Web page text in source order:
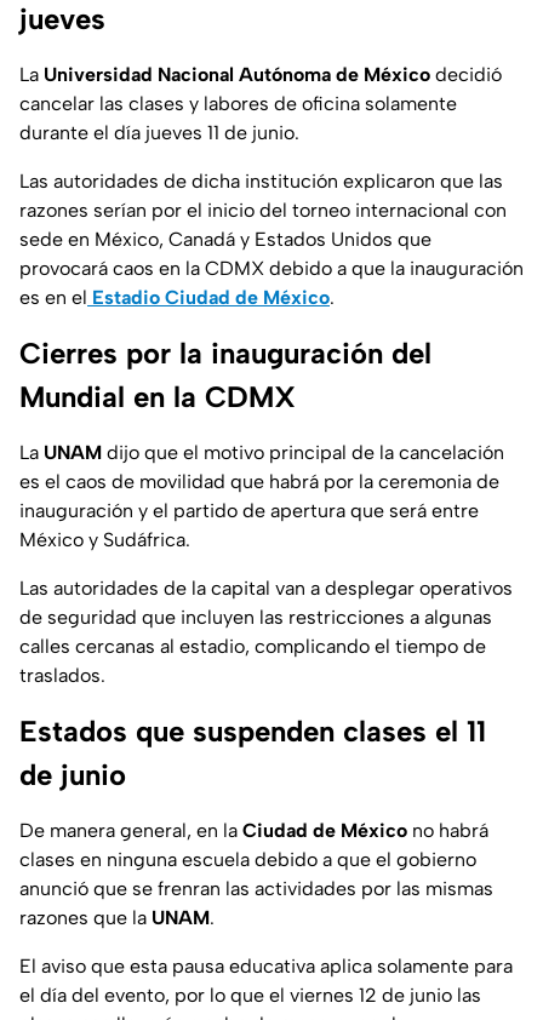
jueves
La Universidad Nacional Autónoma de México decidió
cancelar las clases y labores de oficina solamente
durante el día jueves 11 de junio.
Las autoridades de dicha institución explicaron que las
razones serían por el inicio del torneo internacional con
sede en México, Canadá y Estados Unidos que
provocará caos en la CDMX debido a que la inauguración
es en el Estadio Ciudad de México.
Cierres por la inauguración del
Mundial en la CDMX
La UNAM dijo que el motivo principal de la cancelación
es el caos de movilidad que habrá por la ceremonia de
inauguración y el partido de apertura que será entre
México y Sudáfrica.
Las autoridades de la capital van a desplegar operativos
de seguridad que incluyen las restricciones a algunas
calles cercanas al estadio, complicando el tiempo de
traslados.
Estados que suspenden clases el 11
de junio
De manera general, en la Ciudad de México no habrá
clases en ninguna escuela debido a que el gobierno
anunció que se frenran las actividades por las mismas
razones que la UNAM.
El aviso que esta pausa educativa aplica solamente para
el día del evento, por lo que el viernes 12 de junio las